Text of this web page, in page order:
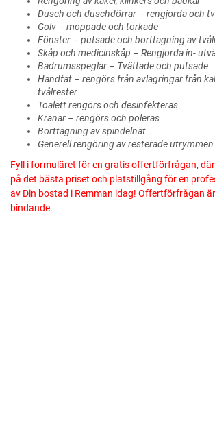
Dusch och duschdörrar – rengjorda och
Golv – moppade och torkade
Fönster – putsade och borttagning av
Skåp och medicinskåp – Rengjorda in-
Badrumsspeglar – Tvättade och putsade
Handfat – rengörs från avlagringar från
tvålrester
Toalett rengörs och desinfekteras
Kranar – rengörs och poleras
Borttagning av spindelnät
Generell rengöring av resterade utrymmen
Fyll i formuläret för en gratis offertförfrågan,
på det bästa priset och platstillgång för en
av Din bostad i Remman idag! Offertförfrågan
bindande.